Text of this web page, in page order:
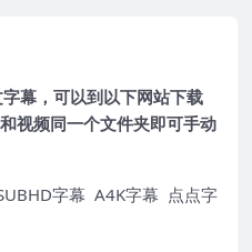
幕，可以到以下网站下载
视频同一个文件夹即可手动
字幕 A4K字幕 点点字